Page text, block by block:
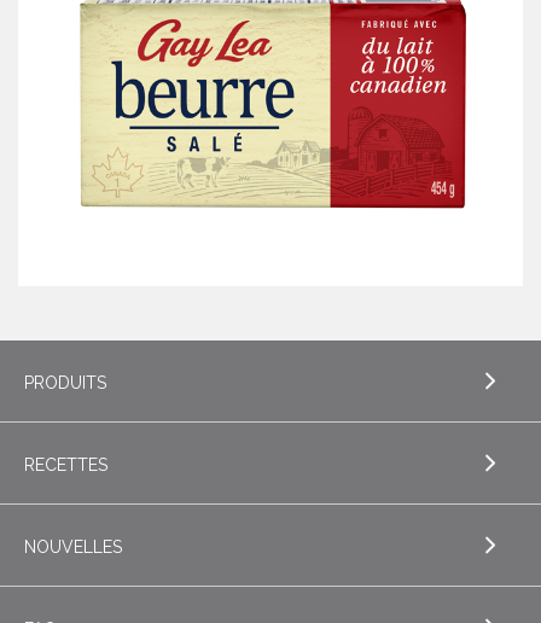
PRODUITS
EXPLORE PRODUITS
RECETTES
EXPLORE RECETTES
NOUVELLES